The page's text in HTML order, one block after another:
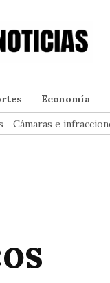
Economía
Cámaras e